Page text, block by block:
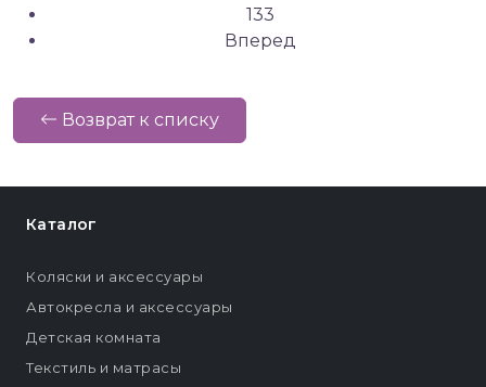
133
Вперед
Возврат к списку
Каталог
Коляски и аксессуары
Автокресла и аксессуары
Детская комната
Текстиль и матрасы